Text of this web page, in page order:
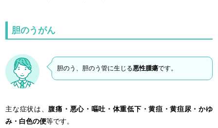
胆のうがん
胆のう、胆のう管に生じる悪性腫瘍です。
主な症状は、 腹痛・悪心・嘔吐・体重低下・黄疸・黄疸尿・かゆ
み・白色の便等です。